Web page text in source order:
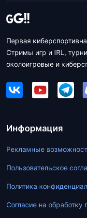
Первая
Стримы игр и IRL,
околоигровые и
Информация
Рекламные
Пользовательское
Политика
Согласие на